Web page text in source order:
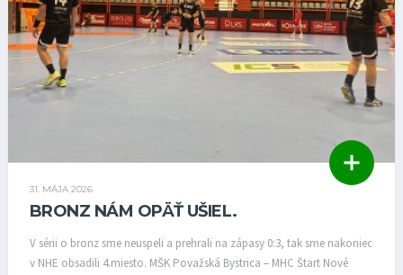
31. MÁJA 2026
BRONZ NÁM OPÄŤ UŠIEL.
V sérii o bronz sme neuspeli a prehrali na zápasy 0:3, tak sme nakoniec
v NHE obsadili 4.miesto. MŠK Považská Bystrica – MHC Štart Nové